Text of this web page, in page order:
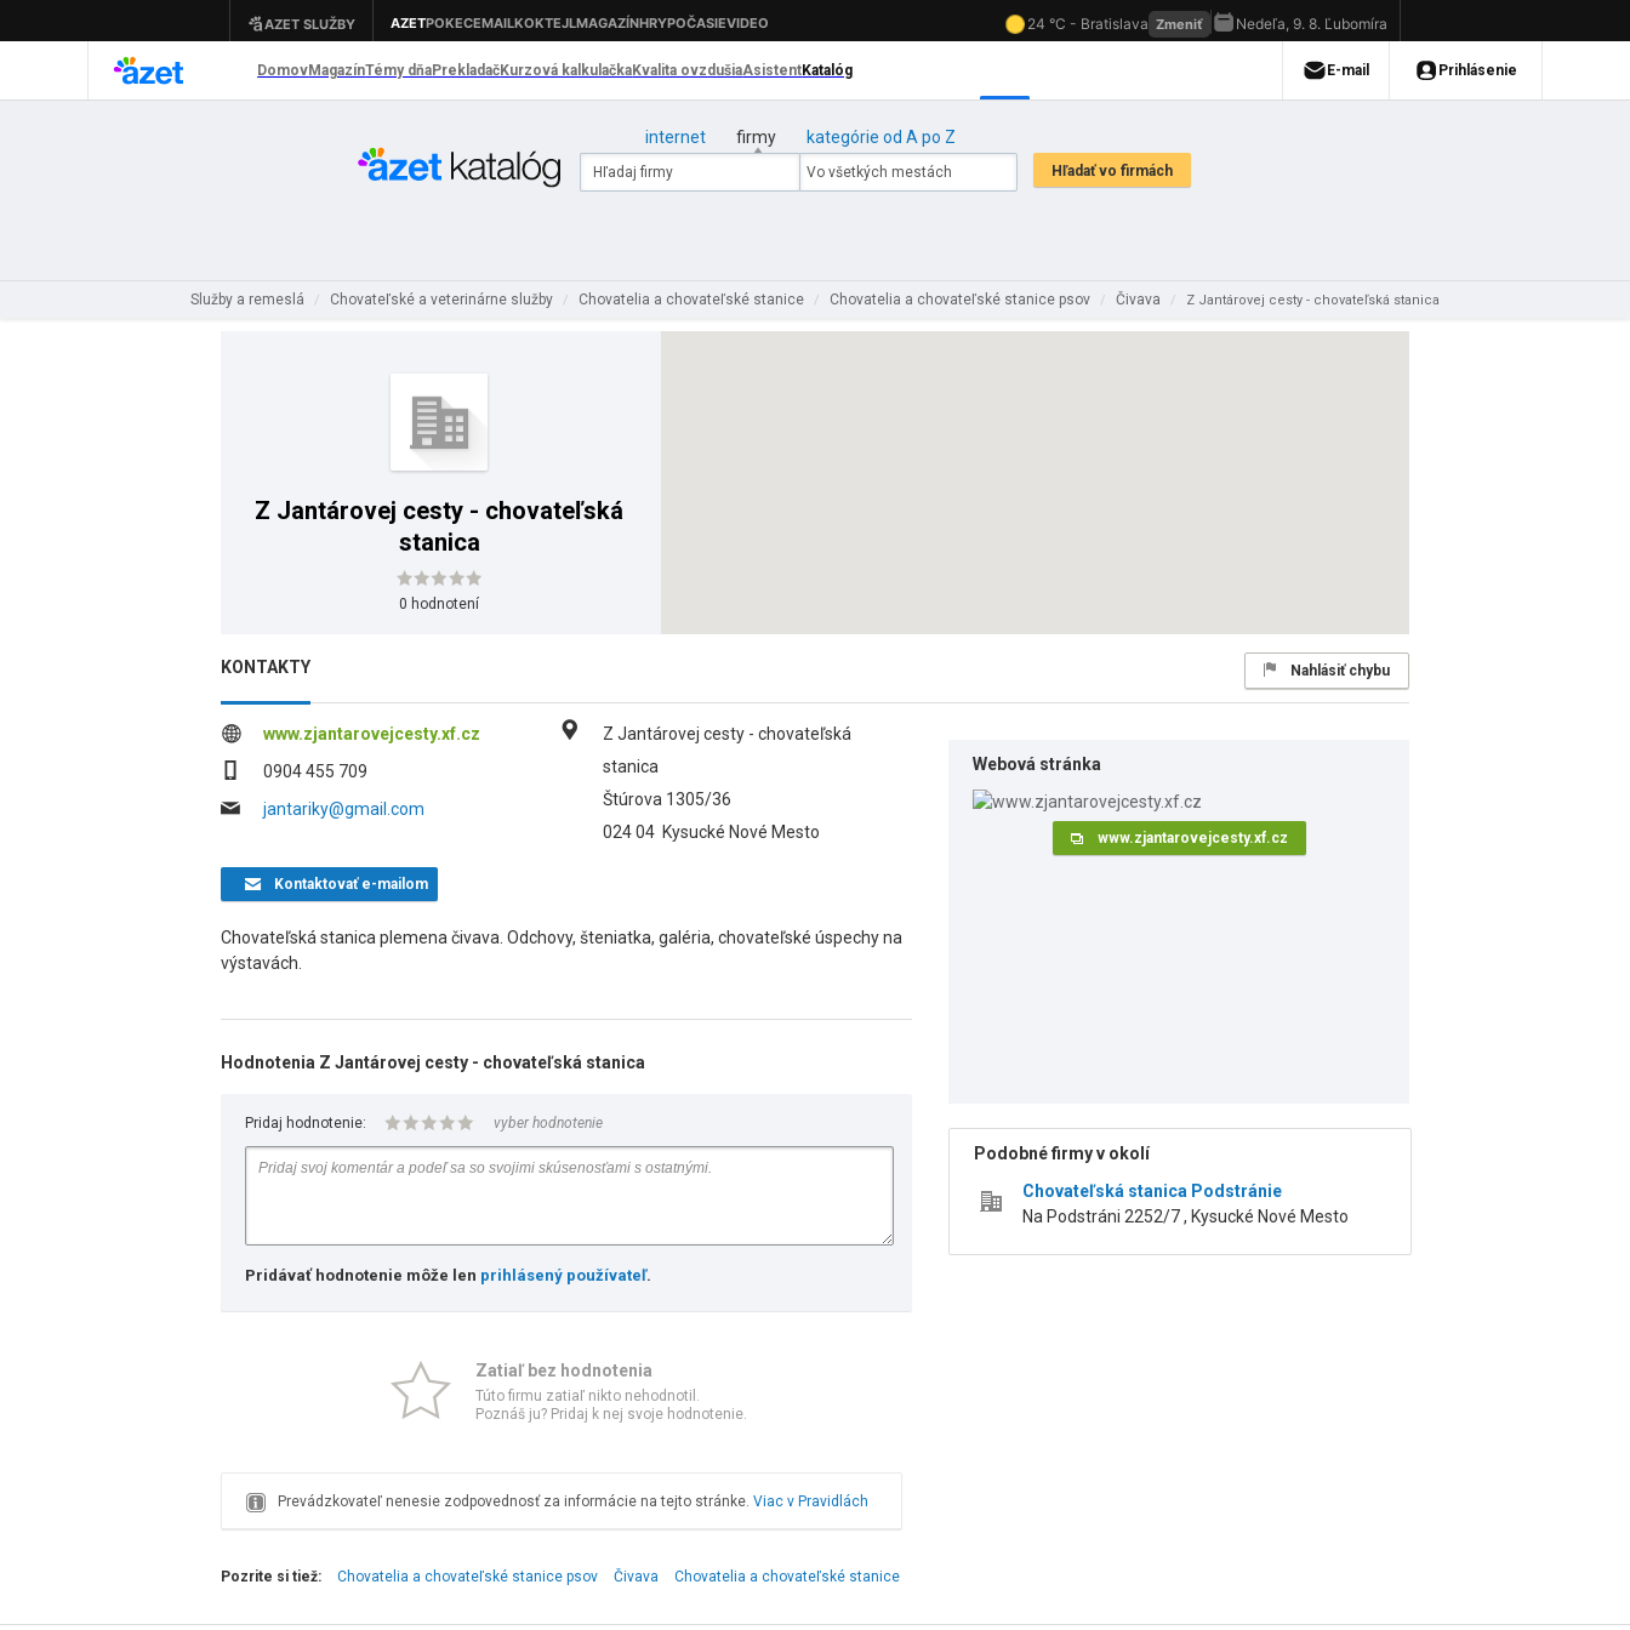
internet firmy kategórie od A po Z
Služby a remeslá / Chovateľské a veterinárne služby / Chovatelia a chovateľské stanice / Chovatelia a chovateľské stanice psov / Čivava / Z Jantárovej cesty - chovateľská stanica
Z Jantárovej cesty - chovateľská
stanica
0 hodnotení
KONTAKTY Nahlásiť chybu
www.zjantarovejcesty.xf.cz
0904 455 709
jantariky@gmail.com
Z Jantárovej cesty - chovateľská
stanica
Štúrova 1305/36
024 04 Kysucké Nové Mesto
Kontaktovaťe-mailom
Chovateľská stanica plemena čivava. Odchovy, šteniatka, galéria, chovateľské úspechy na
výstavách.
Hodnotenia Z Jantárovej cesty - chovateľská stanica
Pridaj hodnotenie: vyber hodnotenie
Pridávať hodnotenie môže len prihlásený používateľ.
Zatiaľ bez hodnotenia
Túto firmu zatiaľ nikto nehodnotil.
Poznáš ju? Pridaj k nej svoje hodnotenie.
Prevádzkovateľ nenesie zodpovednosť za informácie na tejto stránke. Viac v Pravidlách
Webová stránka
www.zjantarovejcesty.xf.cz
Podobné firmy v okolí
Chovateľská stanica Podstránie
Na Podstráni 2252/7 , Kysucké Nové Mesto
Pozrite si tiež: Chovatelia a chovateľské stanice psov Čivava Chovatelia a chovateľské stanice